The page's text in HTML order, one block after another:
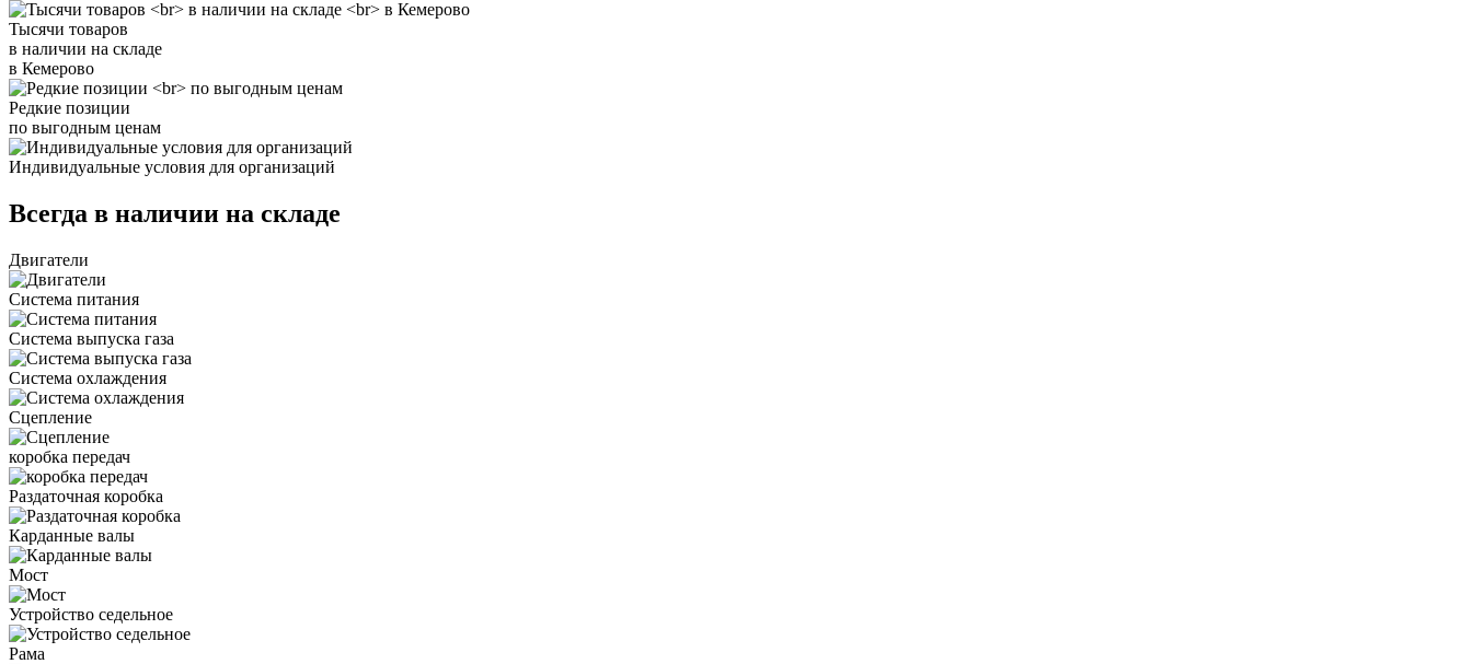
Тысячи товаров
в наличии на складе
в Кемерово
Редкие позиции
по выгодным ценам
Индивидуальные условия для организаций
Всегда в наличии на складе
Двигатели
Система питания
Система выпуска газа
Система охлаждения
Сцепление
коробка передач
Раздаточная коробка
Карданные валы
Мост
Устройство седельное
Рама